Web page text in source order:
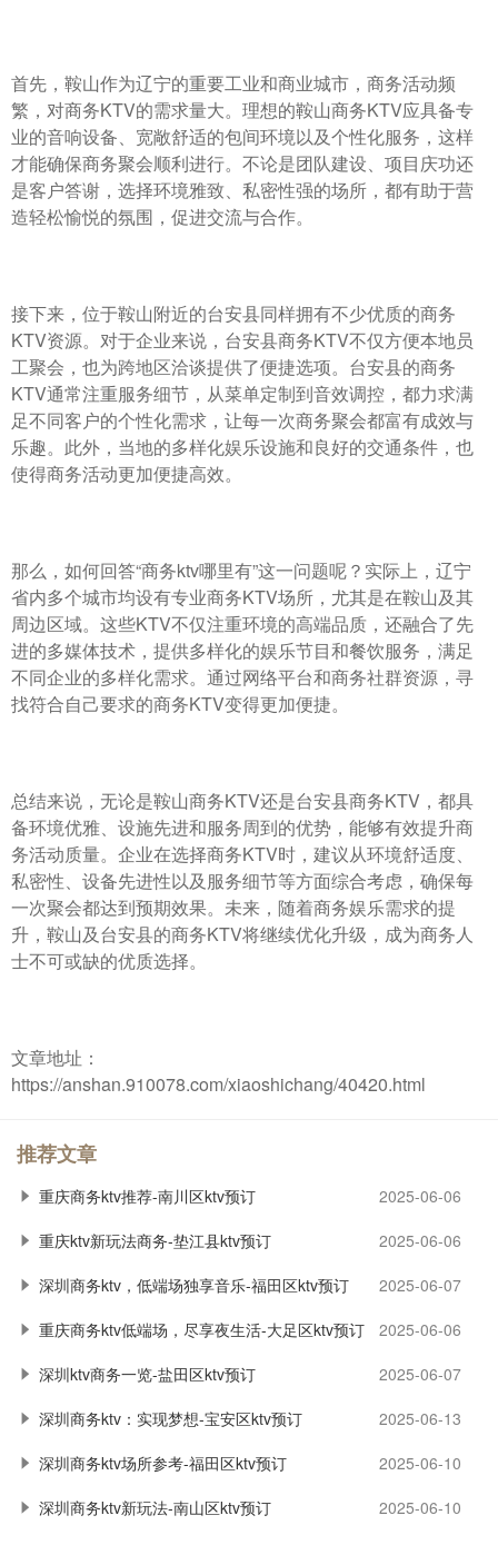
首先，鞍山作为辽宁的重要工业和商业城市，商务活动频
繁，对商务KTV的需求量大。理想的鞍山商务KTV应具备专
业的音响设备、宽敞舒适的包间环境以及个性化服务，这样
才能确保商务聚会顺利进行。不论是团队建设、项目庆功还
是客户答谢，选择环境雅致、私密性强的场所，都有助于营
造轻松愉悦的氛围，促进交流与合作。
接下来，位于鞍山附近的台安县同样拥有不少优质的商务
KTV资源。对于企业来说，台安县商务KTV不仅方便本地员
工聚会，也为跨地区洽谈提供了便捷选项。台安县的商务
KTV通常注重服务细节，从菜单定制到音效调控，都力求满
足不同客户的个性化需求，让每一次商务聚会都富有成效与
乐趣。此外，当地的多样化娱乐设施和良好的交通条件，也
使得商务活动更加便捷高效。
那么，如何回答“商务ktv哪里有”这一问题呢？实际上，辽宁
省内多个城市均设有专业商务KTV场所，尤其是在鞍山及其
周边区域。这些KTV不仅注重环境的高端品质，还融合了先
进的多媒体技术，提供多样化的娱乐节目和餐饮服务，满足
不同企业的多样化需求。通过网络平台和商务社群资源，寻
找符合自己要求的商务KTV变得更加便捷。
总结来说，无论是鞍山商务KTV还是台安县商务KTV，都具
备环境优雅、设施先进和服务周到的优势，能够有效提升商
务活动质量。企业在选择商务KTV时，建议从环境舒适度、
私密性、设备先进性以及服务细节等方面综合考虑，确保每
一次聚会都达到预期效果。未来，随着商务娱乐需求的提
升，鞍山及台安县的商务KTV将继续优化升级，成为商务人
士不可或缺的优质选择。
文章地址：
https://anshan.910078.com/xiaoshichang/40420.html
推荐文章
重庆商务ktv推荐-南川区ktv预订
2025-06-06
重庆ktv新玩法商务-垫江县ktv预订
2025-06-06
深圳商务ktv，低端场独享音乐-福田区ktv预订
2025-06-07
重庆商务ktv低端场，尽享夜生活-大足区ktv预订
2025-06-06
深圳ktv商务一览-盐田区ktv预订
2025-06-07
深圳商务ktv：实现梦想-宝安区ktv预订
2025-06-13
深圳商务ktv场所参考-福田区ktv预订
2025-06-10
深圳商务ktv新玩法-南山区ktv预订
2025-06-10